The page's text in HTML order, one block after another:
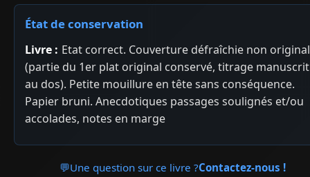
État de conservation
Livre : Etat correct. Couverture défraîchie non
(partie du 1er plat original conservé, titrage manuscrit
au dos). Petite mouillure en tête sans conséquence.
Papier bruni. Anecdotiques passages soulignés et/ou
accolades, notes en marge
💬Une question sur ce livre ?Contactez-nous !